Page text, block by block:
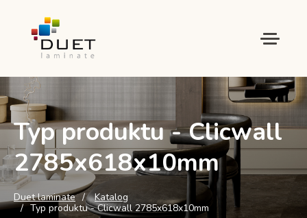
Typ produktu - Clicwall
2785x618x10mm
Duet laminate
Katalog
Typ produktu - Clicwall 2785x618x10mm